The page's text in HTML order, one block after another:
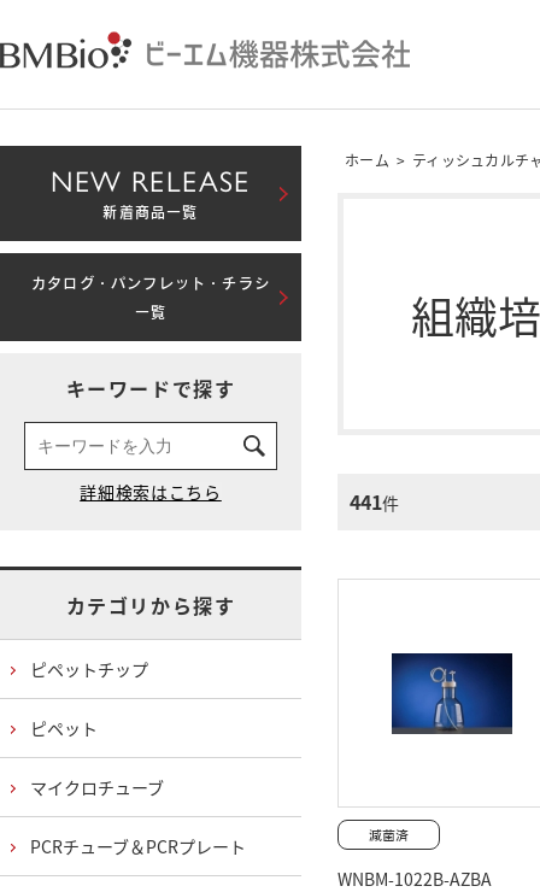
ホーム > ティッシュカルチ
組織
441件
WNBM-1022B-AZBA
NEW RELEASE
新着商品一覧
カタログ・パンフレット・チラシ
一覧
キーワードで探す
カテゴリから探す
ピペットチップ
ピペット
マイクロチューブ
PCRチューブ＆PCRプレート